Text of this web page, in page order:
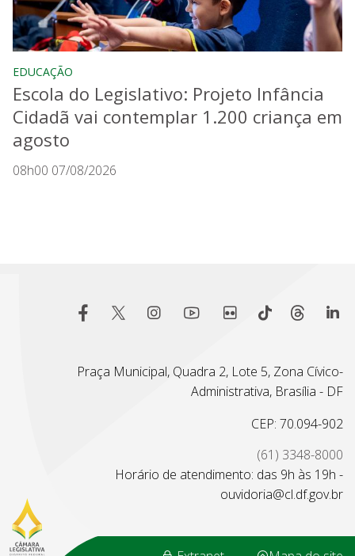
EDUCAÇÃO
Escola do Legislativo: Projeto Infância
Cidadã vai contemplar 1.200 criança em
agosto
08h00 07/08/2026
Praça Municipal, Quadra 2, Lote 5, Zona Cívico-
Administrativa, Brasília - DF
CEP: 70.094-902
(61) 3348-8000
Horário de atendimento: das 9h às 19h -
ouvidoria@cl.df.gov.br